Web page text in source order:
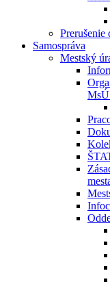
Prerušenie
Samospráva
Mestský